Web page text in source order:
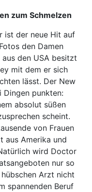
zum Schmelzen
ist der neue Hit auf
den Damen
den USA besitzt
mit dem er sich
lässt. Der New
Dingen punkten:
absolut süßen
scheint.
von Frauen
aus Amerika und
wird Doctor
nur so
Arzt nicht
spannenden Beruf